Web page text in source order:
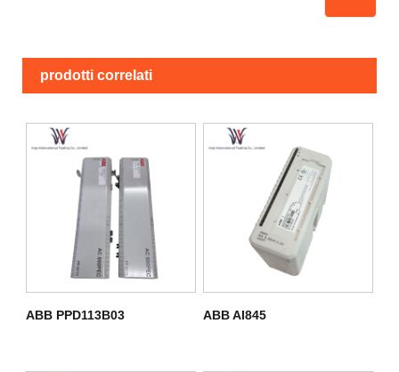
prodotti correlati
ABB PPD113B03 ABB AI845